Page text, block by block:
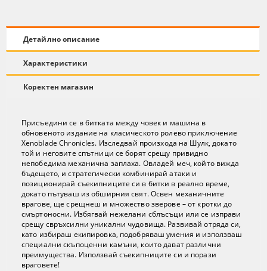
Детайлно описание
Характеристики
Коректен магазин
Присъедини се в битката между човек и машина в
обновеното издание на класическото ролево приключение
Xenoblade Chronicles. Изследвай произхода на Шулк, докато
той и неговите спътници се борят срещу привидно
непобедима механична заплаха. Овладей меч, който вижда
бъдещето, и стратегически комбинирай атаки и
позиционирай съекипниците си в битки в реално време,
докато пътуваш из обширния свят. Освен механичните
врагове, ще срещнеш и множество зверове – от кротки до
смъртоносни. Избягвай нежелани сблъсъци или се изправи
срещу свръхсилни уникални чудовища. Развивай отряда си,
като избираш екипировка, подобряваш умения и използваш
специални скъпоценни камъни, които дават различни
преимущества. Използвай съекипниците си и порази
враговете!